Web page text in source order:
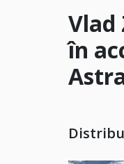
Vlad
în